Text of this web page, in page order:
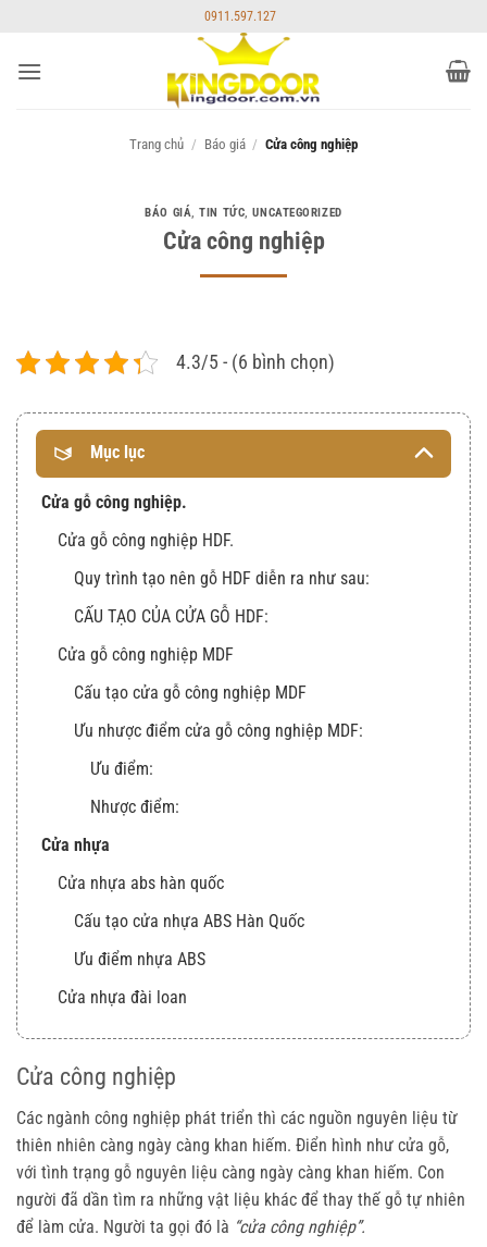
nội
0911.597.127
Trang chủ / Báo giá / Cửa công nghiệp
BÁO GIÁ,TIN TỨC,UNCATEGORIZED
Cửa công nghiệp
4.3/5 - (6 bình chọn)
Mục lục
Cửa gỗ công nghiệp.
Cửa gỗ công nghiệp HDF.
Quy trình tạo nên gỗ HDF diễn ra như sau:
CẤU TẠO CỦA CỬA GỖ HDF:
Cửa gỗ công nghiệp MDF
Cấu tạo cửa gỗ công nghiệp MDF
Ưu nhược điểm cửa gỗ công nghiệp MDF:
Ưu điểm:
Nhược điểm:
Cửa nhựa
Cửa nhựa abs hàn quốc
Cấu tạo cửa nhựa ABS Hàn Quốc
Ưu điểm nhựa ABS
Cửa nhựa đài loan
Cấu tạo cửa nhựa đài loan
Thông số kỹ thuật của cửa nhựa đài loan:
Ưu nhược điểm của cửa nhựa đài loan
Cửa composite
Bề mặt hoàn thiện cửa gỗ nhựa
Để chọn mua cửa gỗ công nghiệp uy tín quý khách có thể
Cửa công nghiệp
Các ngành công nghiệp phát triển thì các nguồn nguyên liệu từ
thiên nhiên càng ngày càng khan hiếm. Điển hình như cửa gỗ,
với tình trạng gỗ nguyên liệu càng ngày càng khan hiếm. Con
người đã dần tìm ra những vật liệu khác để thay thế gỗ tự nhiên
để làm cửa. Người ta gọi đó là “cửa công nghiệp”.